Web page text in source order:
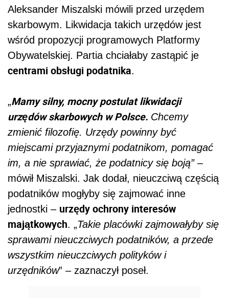
Aleksander Miszalski mówili przed urzędem
skarbowym. Likwidacja takich urzędów jest
wśród propozycji programowych Platformy
Obywatelskiej. Partia chciałaby zastąpić je
centrami obsługi podatnika.
„Mamy silny, mocny postulat likwidacji
urzędów skarbowych w Polsce. Chcemy
zmienić filozofię. Urzędy powinny być
miejscami przyjaznymi podatnikom, pomagać
im, a nie sprawiać, że podatnicy się boją”–
mówił Miszalski. Jak dodał, nieuczciwą częścią
podatników mogłyby się zajmować inne
jednostki – urzędy ochrony interesów
majątkowych. „Takie placówki zajmowałyby się
sprawami nieuczciwych podatników, a przede
wszystkim nieuczciwych polityków i
urzędników” – zaznaczył poseł.